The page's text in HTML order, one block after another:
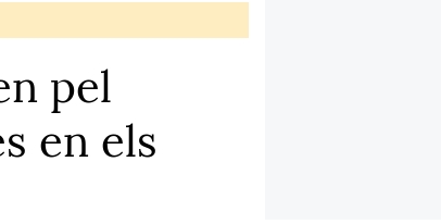
pel
en els